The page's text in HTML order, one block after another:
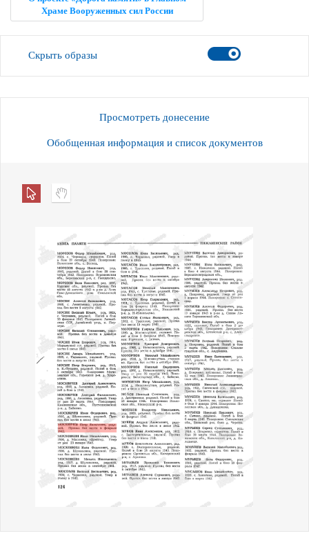
Храме Вооруженных сил России
Скрыть образы
Просмотреть донесение
Обобщенная информация и список документов